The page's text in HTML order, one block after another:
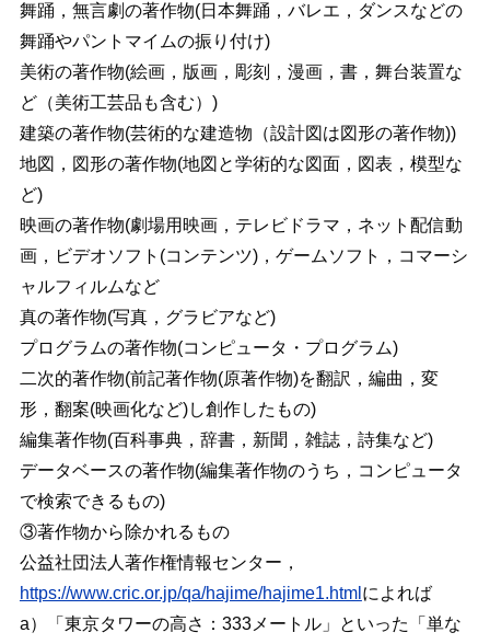
舞踊，無言劇の著作物(日本舞踊，バレエ，ダンスなどの
舞踊やパントマイムの振り付け)
美術の著作物(絵画，版画，彫刻，漫画，書，舞台装置な
ど（美術工芸品も含む）)
建築の著作物(芸術的な建造物（設計図は図形の著作物))
地図，図形の著作物(地図と学術的な図面，図表，模型な
ど)
映画の著作物(劇場用映画，テレビドラマ，ネット配信動
画，ビデオソフト(コンテンツ)，ゲームソフト，コマーシ
ャルフィルムなど
真の著作物(写真，グラビアなど)
プログラムの著作物(コンピュータ・プログラム)
二次的著作物(前記著作物(原著作物)を翻訳，編曲，変
形，翻案(映画化など)し創作したもの)
編集著作物(百科事典，辞書，新聞，雑誌，詩集など)
データベースの著作物(編集著作物のうち，コンピュータ
で検索できるもの)
③著作物から除かれるもの
公益社団法人著作権情報センター，
https://www.cric.or.jp/qa/hajime/hajime1.html によれば
a）「東京タワーの高さ：333メートル」といった「単な